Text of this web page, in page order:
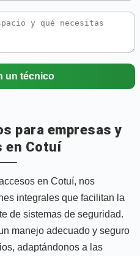
un técnico
para empresas y
en Cotuí
en Cotuí, nos
integrales que facilitan la
de sistemas de seguridad.
manejo adecuado y seguro
adaptándonos a las